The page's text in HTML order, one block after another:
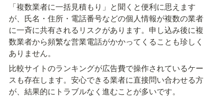
「複数業者に一括見積もり」と聞くと便利に思えます
が、氏名・住所・電話番号などの個人情報が複数の業者
に一斉に共有されるリスクがあります。申し込み後に複
数業者から頻繁な営業電話がかかってくることも珍しく
ありません。
比較サイトのランキングが広告費で操作されているケー
スも存在します。安心できる業者に直接問い合わせる方
が、結果的にトラブルなく進むことが多いです。